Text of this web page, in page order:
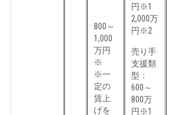
800～
1,000
万円
※
※一
定の
賃上
げを
円※1
2,000万
円※2
売り手
支援類
型：
600～
800万
円※1